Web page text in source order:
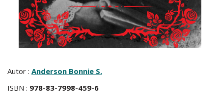
Autor : Anderson Bonnie S.
ISBN : 978-83-7998-459-6